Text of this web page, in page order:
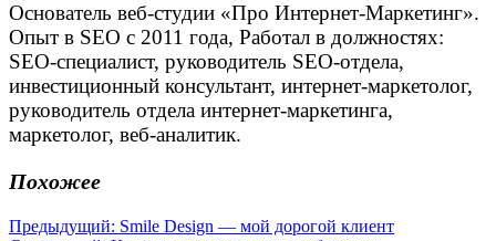
Основатель веб-студии «Про Интернет-Маркетинг».
Опыт в SEO с 2011 года, Работал в должностях:
SEO-специалист, руководитель SEO-отдела,
инвестиционный консультант, интернет-маркетолог,
руководитель отдела интернет-маркетинга,
маркетолог, веб-аналитик.
Похожее
Навигация
Предыдущий: Предыдущая
Smile Design — мой дорогой клиент